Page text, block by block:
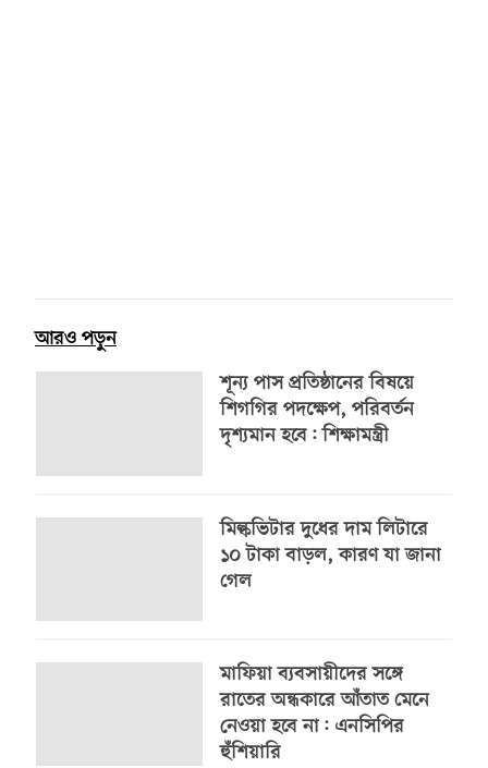
আরও পড়ুন
শূন্য পাস প্রতিষ্ঠানের বিষয়ে
শিগগির পদক্ষেপ, পরিবর্তন
দৃশ্যমান হবে: শিক্ষামন্ত্রী
মিল্কভিটার দুধের দাম লিটারে
১০ টাকা বাড়ল, কারণ যা জানা
গেল
মাফিয়া ব্যবসায়ীদের সঙ্গে
রাতের অন্ধকারে আঁতাত মেনে
নেওয়া হবে না: এনসিপির
হুঁশিয়ারি